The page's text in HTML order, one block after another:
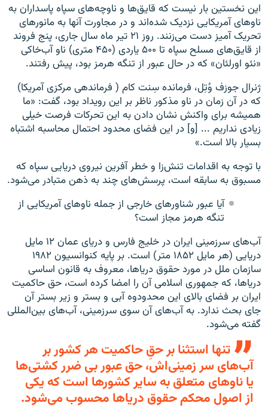
این نخستین بار نیست که قایق‌ها و ناوچه‌های سپاه پاسداران به
ناو‌های آمریکایی نزدیک شده‌اند و در مجاورت آنها به مانورهای
تحریک آمیز دست می‌زنند. روز ۲۱ تیر ماه سال جاری، پنج فروند
از قایق‌های مسلح سپاه تا ۵۰۰ یاردی (۴۵۰ متری) ناو آب‌خاکی
«نئو اورلئان» که در حال عبور از تنگه هرمز بود، پیش رفتند.
ژنرال جوزف وُتِل، فرمانده سِنت کام ( فرماندهی مرکزی آمریکا)
که در آن زمان در ناو مذکور ناظر بر این رویداد بود، گفت: «ما
همیشه برای واکنش نشان دادن به این تحرکات فرصت خیلی
زیادی نداریم ... [و] در این فضای محدود احتمال محاسبه اشتباه
بسیار بالا است.»
با توجه به اقدامات تنش‌زا و خطر آفرین نیروی دریایی سپاه که
مسبوق به سابقه است، پرسش‌های چند به ذهن متبادر می‌شود.
آیا عبور شناورهای خارجی از جمله ناو‌های آمریکایی از
تنگه هرمز مجاز است؟
آب‌های سرزمینی ایران در خلیج فارس و دریای عمان ۱۲ مایل
دریایی (هر مایل ۱۸۵۲ متر) است. بر پایه کنوانسیون ۱۹۸۲
سازمان ملل در مورد حقوق دریاها، معروف به قانون اساسی
دریا‌ها، که جمهوری اسلامی آن را امضا کرده است، حق حاکمیت
ایران بر فضای بالای این محدودوه آبی و بستر و زیر بستر آن
جای بحث ندارد. به آب‌های آن سوی سرزمینی، آب‌های بین‌المللی
گفته می‌شود.
تنها استثنا بر حقِ حاکمیت هر کشور بر
آب‌های سر زمینی‌اش، حق عبور بی ضرر کشتی‌ها
یا ناو‌های متعلق به سایر کشور‌ها است که یکی
از اصول محکم حقوق دریا‌ها محسوب می‌شود.